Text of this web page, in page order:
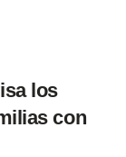
los
con